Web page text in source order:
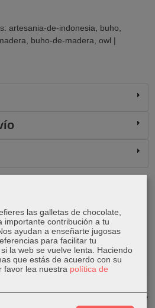
artesania-de-indonesia
buho
buho-de-madera owl |
Tirador de
las galletas de chocolate,
importante contribución a tu
ayudan a enseñarte jugosas
para facilitar tu
la web se vuelve lenta. Haciendo
que estás de acuerdo con su
favor lea nuestra política de